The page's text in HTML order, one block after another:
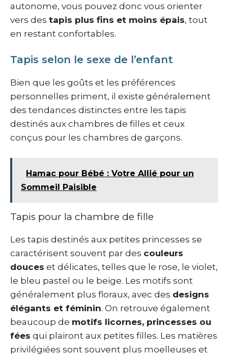
autonome, vous pouvez donc vous orienter
vers des tapis plus fins et moins épais, tout
en restant confortables.
Tapis selon le sexe de l’enfant
Bien que les goûts et les préférences
personnelles priment, il existe généralement
des tendances distinctes entre les tapis
destinés aux chambres de filles et ceux
conçus pour les chambres de garçons.
Hamac pour Bébé : Votre Allié pour un
Sommeil Paisible
Tapis pour la chambre de fille
Les tapis destinés aux petites princesses se
caractérisent souvent par des couleurs
douces et délicates, telles que le rose, le violet,
le bleu pastel ou le beige. Les motifs sont
généralement plus floraux, avec des designs
élégants et féminin. On retrouve également
beaucoup de motifs licornes, princesses ou
fées qui plairont aux petites filles. Les matières
privilégiées sont souvent plus moelleuses et